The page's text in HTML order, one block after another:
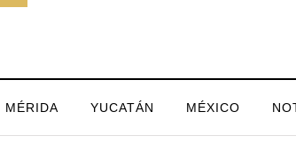
MÉRIDA YUCATÁN MÉXICO